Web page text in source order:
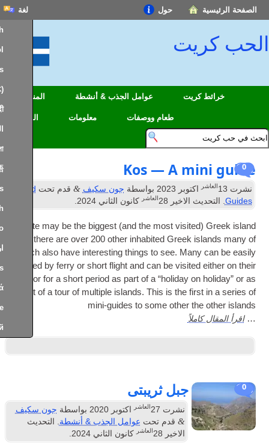
حول
Español
বাংলা
Português
Italiano
اردو
Nederlands
Ελληνικά
المناطق عوامل الجذب & أنشطة
السفر معلومات
Kos — A
اكتوبر 2023 بواسطةجون سكيف &قدم تحتIsland
الاخير28 العاشر كانون الثاني 2024 .
Crete may be the biggest(and the most visited
but there are over200other inhabited Greek
which also have interesting things to see.Many
reached by ferry or short flight and can be visited
own or for a short period as part of a “holiday on
part of a tour of multiple islands .This is the
mini-guides to some other
جبل ثريبتى
نشرت27العاشراكتوبر 2020 بواسطةجون سكيف
&قدم تحتعوامل الجذب & أنشطة. التحديث
الاخير28العاشركانون الثاني 2024 .